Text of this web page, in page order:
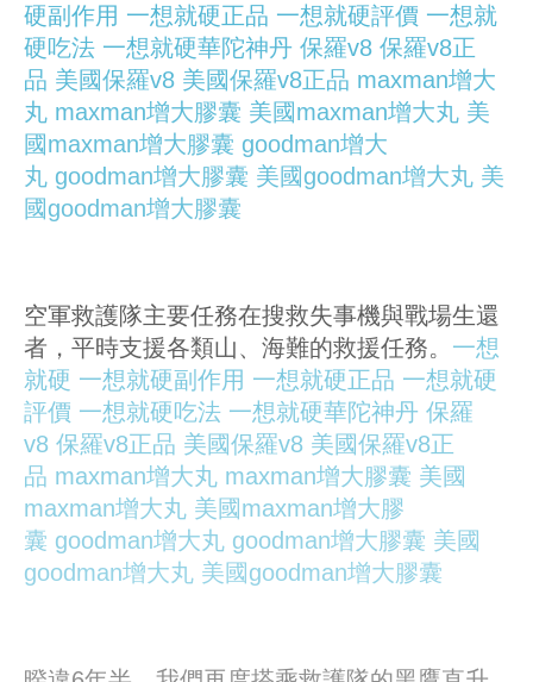
硬副作用 一想就硬正品 一想就硬評價 一想就
硬吃法 一想就硬華陀神丹 保羅v8 保羅v8正
品 美國保羅v8 美國保羅v8正品 maxman增大
丸 maxman增大膠囊 美國maxman增大丸 美
國maxman增大膠囊 goodman增大
丸 goodman增大膠囊 美國goodman增大丸 美
國goodman增大膠囊
空軍救護隊主要任務在搜救失事機與戰場生還
者，平時支援各類山、海難的救援任務。 一想
就硬 一想就硬副作用 一想就硬正品 一想就硬
評價 一想就硬吃法 一想就硬華陀神丹 保羅
v8 保羅v8正品 美國保羅v8 美國保羅v8正
品 maxman增大丸 maxman增大膠囊 美國
maxman增大丸 美國maxman增大膠
囊 goodman增大丸 goodman增大膠囊 美國
goodman增大丸 美國goodman增大膠囊